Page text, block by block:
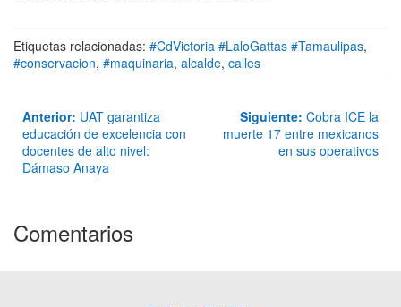
Etiquetas relacionadas: #CdVictoria #LaloGattas #Tamaulipas,
#conservacion, #maquinaria, alcalde, calles
Anterior: UAT garantiza
educación de excelencia con
docentes de alto nivel:
Dámaso Anaya
Siguiente: Cobra ICE la
muerte 17 entre mexicanos
en sus operativos
Comentarios